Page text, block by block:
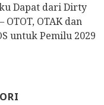
Dapat dari Dirty
OTOT, OTAK dan
untuk Pemilu 2029